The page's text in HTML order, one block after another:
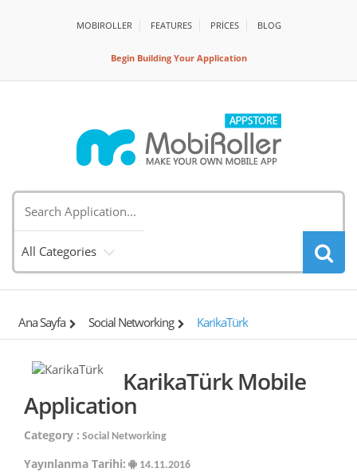
MOBIROLLER FEATURES PRİCES BLOG
Begin Building Your Application
All Categories
Ana Sayfa Social Networking KarikaTürk
KarikaTürk Mobile
Application
Category : Social Networking
Yayınlanma Tarihi: 14.11.2016